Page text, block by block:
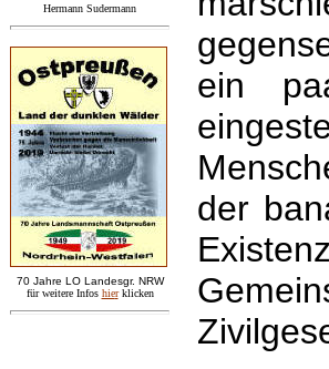
Hermann Sudermann
70 Jahre LO Landesgr. NRW
für weitere Infos hier klicken
ein
der